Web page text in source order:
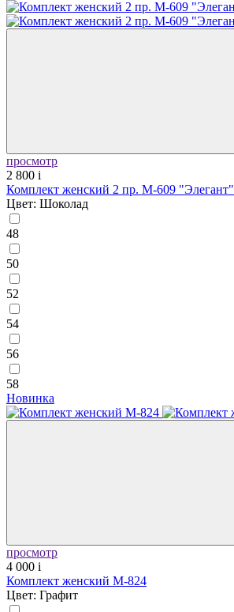
просмотр
2 800 i
Комплект женский 2 пр. М-609 "Элегант"
Цвет: Шоколад
48
50
52
54
56
58
Новинка
просмотр
4 000 i
Комплект женский М-824
Цвет: Графит